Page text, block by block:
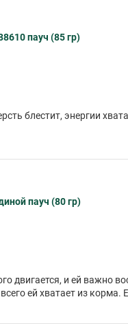
пауч (85 гр)
блестит, энергии
пауч (80 гр)
двигается, и ей важно
ей хватает из корма.